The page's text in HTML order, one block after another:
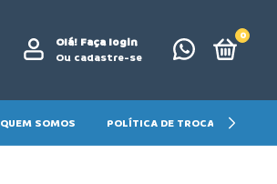
Olá! Faça login
Ou cadastre-se
0
QUEM SOMOS POLÍTICA DE TROCA E